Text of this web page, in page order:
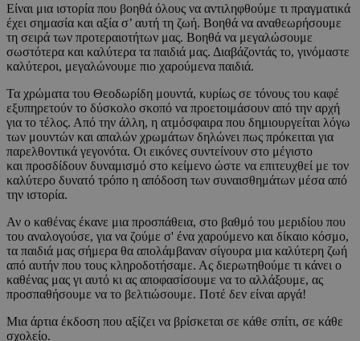
Είναι μια ιστορία που βοηθά όλους να αντιληφθούμε τι πραγματικά
έχει σημασία και αξία σ’ αυτή τη ζωή. Βοηθά να αναθεωρήσουμε
τη σειρά των προτεραιοτήτων μας. Βοηθά να μεγαλώσουμε
σωστότερα και καλύτερα τα παιδιά μας. Διαβάζοντάς το, γινόμαστε
καλύτεροι, μεγαλώνουμε πιο χαρούμενα παιδιά.
Τα χρώματα του Θεοδωρίδη μουντά, κυρίως σε τόνους του καφέ
εξυπηρετούν το δύσκολο σκοπό να προετοιμάσουν από την αρχή
για το τέλος. Από την άλλη, η ατμόσφαιρα που δημιουργείται λόγω
των μουντών και απαλών χρωμάτων δηλώνει πως πρόκειται για
παρελθοντικά γεγονότα. Οι εικόνες συντείνουν στο μέγιστο
και προσδίδουν δυναμισμό στο κείμενο ώστε να επιτευχθεί με τον
καλύτερο δυνατό τρόπο η απόδοση των συναισθημάτων μέσα από
την ιστορία.
Αν ο καθένας έκανε μια προσπάθεια, στο βαθμό του μεριδίου που
του αναλογούσε, για να ζούμε σ' ένα χαρούμενο και δίκαιο κόσμο,
τα παιδιά μας σήμερα θα απολάμβαναν σίγουρα μια καλύτερη ζωή
από αυτήν που τους κληροδοτήσαμε. Ας διερωτηθούμε τι κάνει ο
καθένας μας γι αυτό κι ας αποφασίσουμε να το αλλάξουμε, ας
προσπαθήσουμε να το βελτιώσουμε. Ποτέ δεν είναι αργά!
Μια άρτια έκδοση που αξίζει να βρίσκεται σε κάθε σπίτι, σε κάθε
σχολείο.